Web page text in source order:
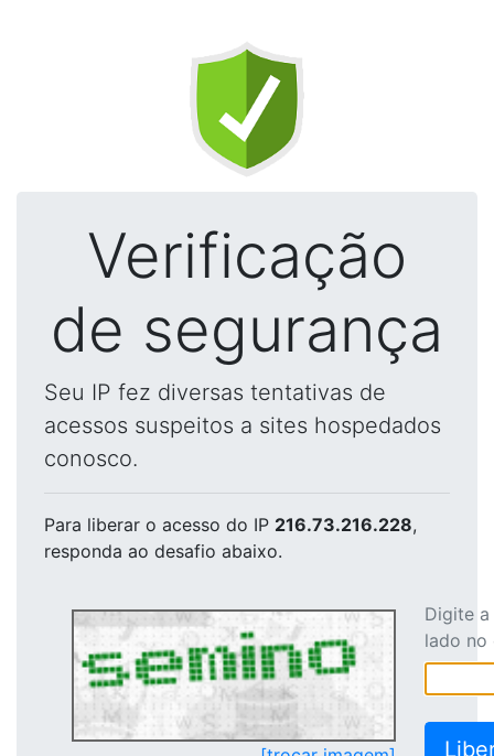
Verificação
de segurança
Seu IP fez diversas tentativas de
acessos suspeitos a sites hospedados
conosco.
Para liberar o acesso do IP 216.73.216.228,
responda ao desafio abaixo.
Digite
lado no